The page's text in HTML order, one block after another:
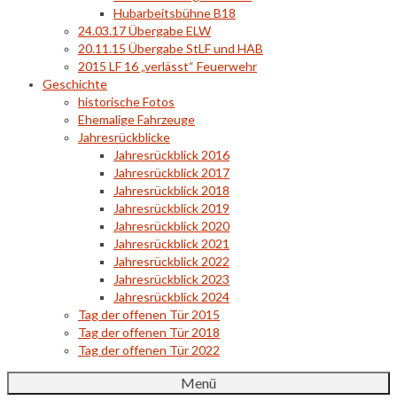
Hubarbeitsbühne B18
24.03.17 Übergabe ELW
20.11.15 Übergabe StLF und HAB
2015 LF 16 „verlässt“ Feuerwehr
Geschichte
historische Fotos
Ehemalige Fahrzeuge
Jahresrückblicke
Jahresrückblick 2016
Jahresrückblick 2017
Jahresrückblick 2018
Jahresrückblick 2019
Jahresrückblick 2020
Jahresrückblick 2021
Jahresrückblick 2022
Jahresrückblick 2023
Jahresrückblick 2024
Tag der offenen Tür 2015
Tag der offenen Tür 2018
Tag der offenen Tür 2022
Menü